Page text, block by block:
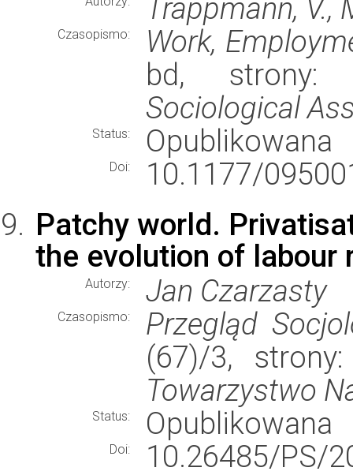
Trappmann, V.,
Czasopismo:
Work,
bd, strony:
Sociological
Status: Opublikowana
Doi:
10.1177/
Patchy world.
the evolution of labour
Autorzy: Jan Czarzasty
Czasopismo:
Przegląd
(67)/3,
Towarzystwo
Status: Opublikowana
Doi:
10.26485/PS/